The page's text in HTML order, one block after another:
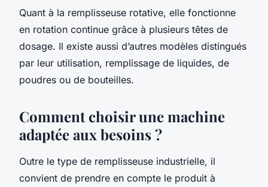
Quant à la remplisseuse rotative, elle fonctionne
en rotation continue grâce à plusieurs têtes de
dosage. Il existe aussi d’autres modèles distingués
par leur utilisation, remplissage de liquides, de
poudres ou de bouteilles.
Comment choisir une machine
adaptée aux besoins ?
Outre le type de remplisseuse industrielle, il
convient de prendre en compte le produit à